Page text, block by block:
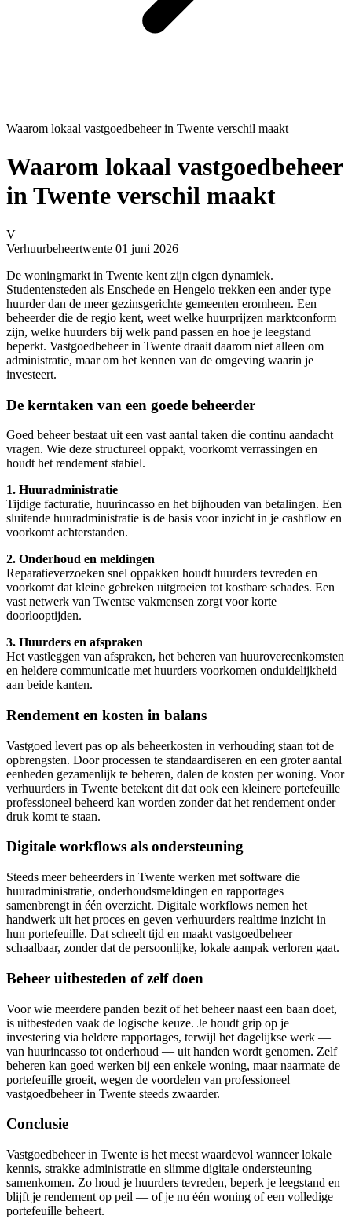
Waarom lokaal vastgoedbeheer in Twente verschil maakt
Waarom lokaal vastgoedbeheer
in Twente verschil maakt
V
Verhuurbeheertwente 01 juni 2026
De woningmarkt in Twente kent zijn eigen dynamiek.
Studentensteden als Enschede en Hengelo trekken een ander type
huurder dan de meer gezinsgerichte gemeenten eromheen. Een
beheerder die de regio kent, weet welke huurprijzen marktconform
zijn, welke huurders bij welk pand passen en hoe je leegstand
beperkt. Vastgoedbeheer in Twente draait daarom niet alleen om
administratie, maar om het kennen van de omgeving waarin je
investeert.
De kerntaken van een goede beheerder
Goed beheer bestaat uit een vast aantal taken die continu aandacht
vragen. Wie deze structureel oppakt, voorkomt verrassingen en
houdt het rendement stabiel.
1. Huuradministratie
Tijdige facturatie, huurincasso en het bijhouden van betalingen. Een
sluitende huuradministratie is de basis voor inzicht in je cashflow en
voorkomt achterstanden.
2. Onderhoud en meldingen
Reparatieverzoeken snel oppakken houdt huurders tevreden en
voorkomt dat kleine gebreken uitgroeien tot kostbare schades. Een
vast netwerk van Twentse vakmensen zorgt voor korte
doorlooptijden.
3. Huurders en afspraken
Het vastleggen van afspraken, het beheren van huurovereenkomsten
en heldere communicatie met huurders voorkomen onduidelijkheid
aan beide kanten.
Rendement en kosten in balans
Vastgoed levert pas op als beheerkosten in verhouding staan tot de
opbrengsten. Door processen te standaardiseren en een groter aantal
eenheden gezamenlijk te beheren, dalen de kosten per woning. Voor
verhuurders in Twente betekent dit dat ook een kleinere portefeuille
professioneel beheerd kan worden zonder dat het rendement onder
druk komt te staan.
Digitale workflows als ondersteuning
Steeds meer beheerders in Twente werken met software die
huuradministratie, onderhoudsmeldingen en rapportages
samenbrengt in één overzicht. Digitale workflows nemen het
handwerk uit het proces en geven verhuurders realtime inzicht in
hun portefeuille. Dat scheelt tijd en maakt vastgoedbeheer
schaalbaar, zonder dat de persoonlijke, lokale aanpak verloren gaat.
Beheer uitbesteden of zelf doen
Voor wie meerdere panden bezit of het beheer naast een baan doet,
is uitbesteden vaak de logische keuze. Je houdt grip op je
investering via heldere rapportages, terwijl het dagelijkse werk —
van huurincasso tot onderhoud — uit handen wordt genomen. Zelf
beheren kan goed werken bij een enkele woning, maar naarmate de
portefeuille groeit, wegen de voordelen van professioneel
vastgoedbeheer in Twente steeds zwaarder.
Conclusie
Vastgoedbeheer in Twente is het meest waardevol wanneer lokale
kennis, strakke administratie en slimme digitale ondersteuning
samenkomen. Zo houd je huurders tevreden, beperk je leegstand en
blijft je rendement op peil — of je nu één woning of een volledige
portefeuille beheert.